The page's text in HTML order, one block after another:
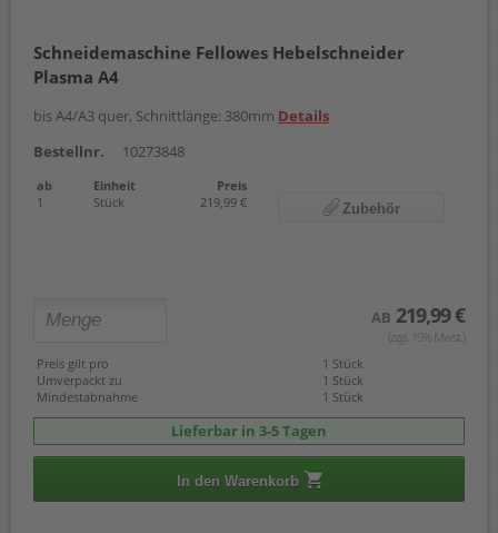
Schneidemaschine Fellowes Hebelschneider
Plasma A4
bis A4/A3 quer, Schnittlänge: 380mm Details
Bestellnr.
10273848
ab Einheit
Preis
1
Stück 219,99 € Zubehör
AB 219,99 €
(zzgl. 19% Mwst.)
Preis gilt pro
1 Stück
Umverpackt zu
1 Stück
Mindestabnahme
1 Stück
Lieferbar in 3-5 Tagen
In den Warenkorb